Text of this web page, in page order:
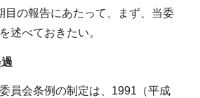
目の報告にあたって、まず、当委
述べておきたい。
員会条例の制定は、1991（平成